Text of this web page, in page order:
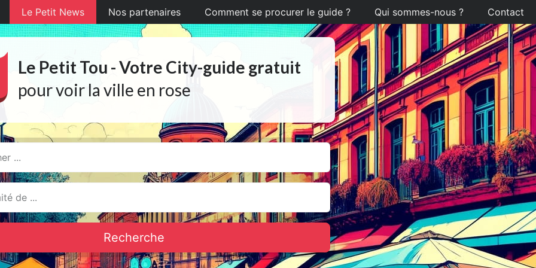
Le Petit News Nos partenaires Comment se procurer le guide ? Qui sommes-nous ? Contact
Le Petit Tou - Votre City-guide gratuit
pour voir la ville en rose
Recherche